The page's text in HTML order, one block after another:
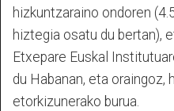
hizkuntzaraino ondoren
hiztegia osatu du bertan),
Etxepare Euskal
du Habanan, eta oraingoz,
etorkizunerako burua.